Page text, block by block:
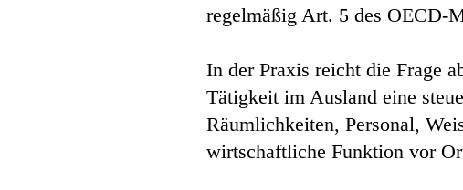
regelmäßig Art. 5 des OECD-
In der Praxis reicht die Frage
Tätigkeit im Ausland eine
Räumlichkeiten, Personal,
wirtschaftliche Funktion vor